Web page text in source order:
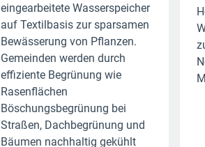
eingearbeitete Wasserspeicher
auf Textilbasis zur sparsamen
Bewässerung von Pflanzen.
Gemeinden werden durch
effiziente Begrünung wie
Rasenflächen
Böschungsbegrünung bei
Straßen, Dachbegrünung und
Bäumen nachhaltig gekühlt